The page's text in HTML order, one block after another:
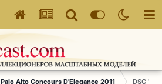
Palo Alto Concours D'Elegance 2011 DSC